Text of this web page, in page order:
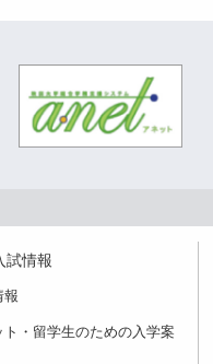
試情報
報
ト・留学生のための入学案